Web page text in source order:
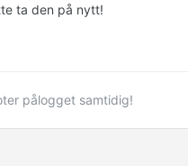
ta den på nytt!
pålogget samtidig!